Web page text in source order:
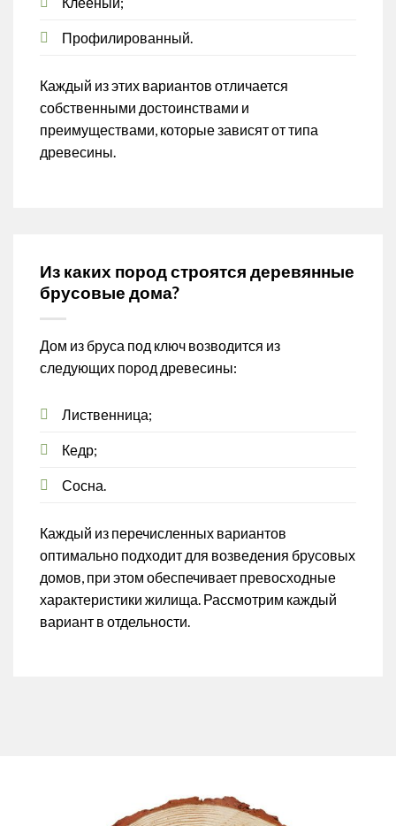
Профилированный.
Каждый из этих вариантов отличается
собственными достоинствами и
преимуществами, которые зависят от типа
древесины.
Из каких пород строятся деревянные
брусовые дома?
Дом из бруса под ключ возводится из
следующих пород древесины:
Лиственница;
Кедр;
Сосна.
Каждый из перечисленных вариантов
оптимально подходит для возведения брусовых
домов, при этом обеспечивает превосходные
характеристики жилища. Рассмотрим каждый
вариант в отдельности.